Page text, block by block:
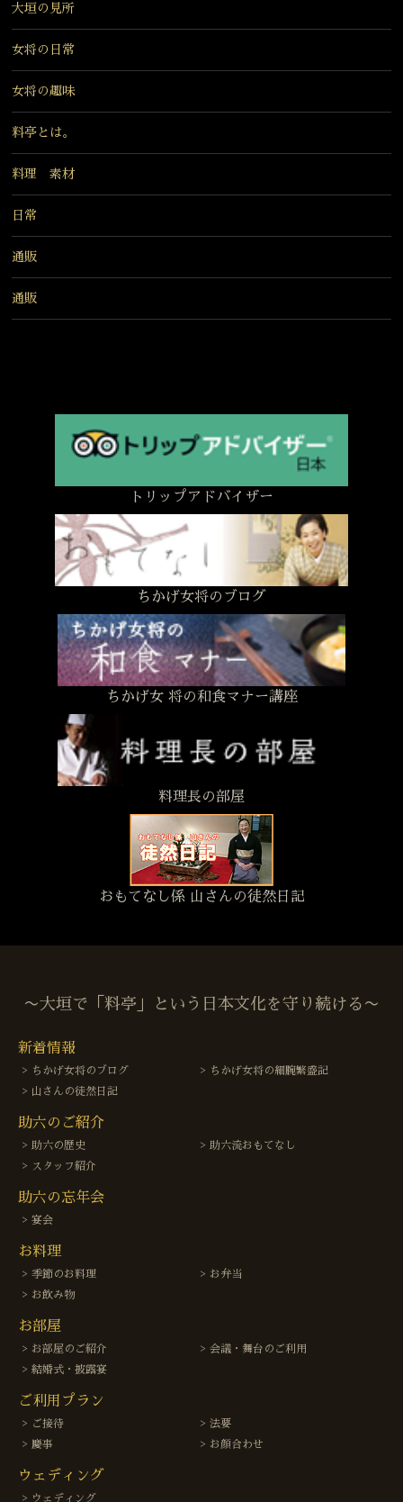
大垣の見所
女将の日常
女将の趣味
料亭とは。
料理 素材
日常
通販
通販
トリップアドバイザー
ちかげ女将のブログ
ちかげ女 将の和食マナー講座
料理長の部屋
おもてなし係 山さんの徒然日記
〜大垣で「料亭」という日本文化を守り続ける〜
新着情報
ちかげ女将のブログ
ちかげ女将の細腕繁盛記
山さんの徒然日記
助六のご紹介
助六の歴史
助六流おもてなし
スタッフ紹介
助六の忘年会
宴会
お料理
季節のお料理
お弁当
お飲み物
お部屋
お部屋のご紹介
会議・舞台のご利用
結婚式・披露宴
ご利用プラン
ご接待
法要
慶事
お顔合わせ
ウェディング
ウェディング